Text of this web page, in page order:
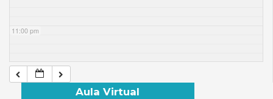
11:00 pm
Aula Virtual